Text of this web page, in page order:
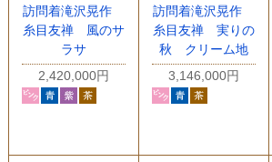
訪問着滝沢晃作
糸目友禅 風のサ
ラサ
2,420,000円
訪問着滝沢晃作
糸目友禅 実りの
秋 クリーム地
3,146,000円